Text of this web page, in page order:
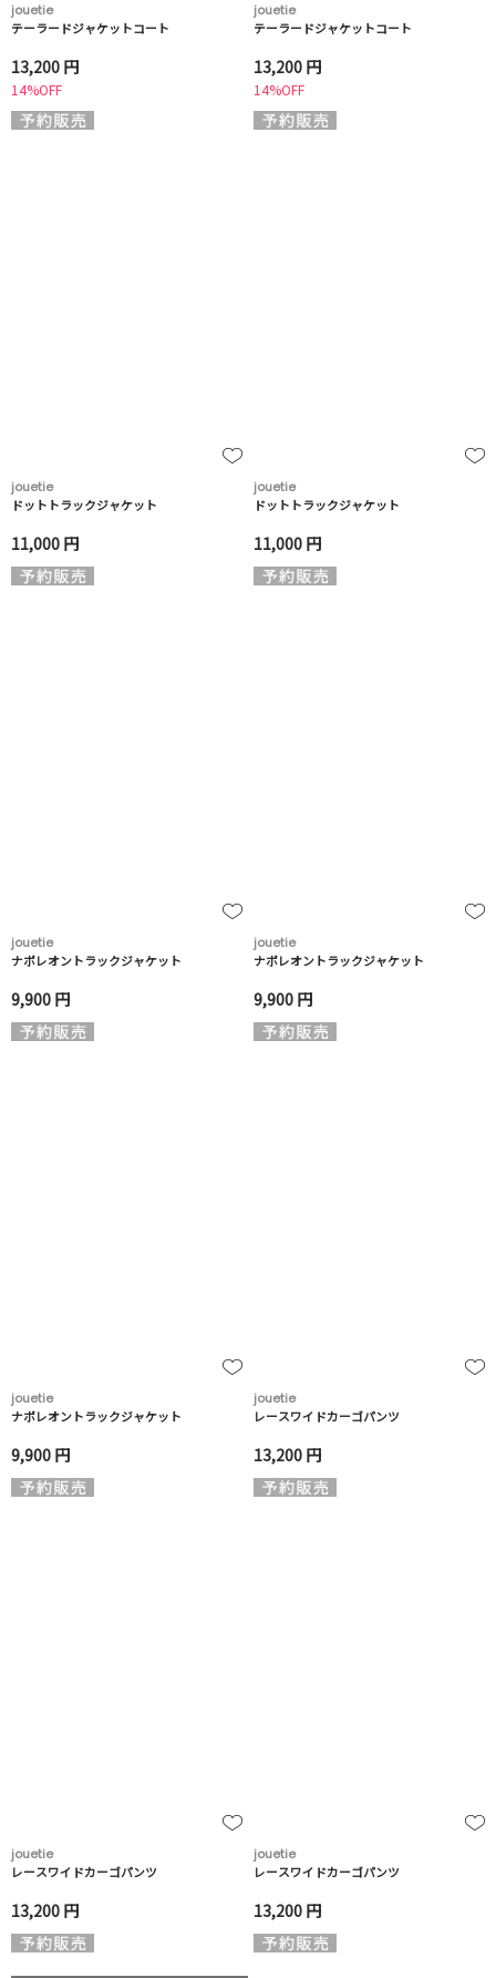
jouetie
テーラードジャケットコート
13,200 円
14%OFF
jouetie
テーラードジャケットコート
13,200 円
14%OFF
jouetie
ドットトラックジャケット
11,000 円
jouetie
ドットトラックジャケット
11,000 円
jouetie
ナポレオントラックジャケット
9,900 円
jouetie
ナポレオントラックジャケット
9,900 円
jouetie
ナポレオントラックジャケット
9,900 円
jouetie
レースワイドカーゴパンツ
13,200 円
jouetie
レースワイドカーゴパンツ
13,200 円
jouetie
レースワイドカーゴパンツ
13,200 円